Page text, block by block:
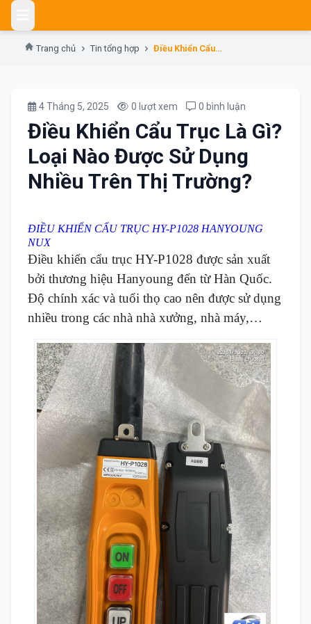
Skip
content
Trang chủ Tin tổng hợp Điều Khiển Cẩu Trục Là Gì? Loại Nào Được Sử Dụng Nhiều Trên Thị Trường?
4 Tháng 5, 2025 0 lượt xem 0 bình luận
Điều Khiển Cẩu Trục Là Gì?
Loại Nào Được Sử Dụng
Nhiều Trên Thị Trường?
ĐIỀU KHIỂN CẨU TRỤC HY-P1028 HANYOUNG
NUX
Điều khiển cẩu trục HY-P1028 được sản xuất
bởi thương hiệu Hanyoung đến từ Hàn Quốc.
Độ chính xác và tuổi thọ cao nên được sử dụng
nhiều trong các nhà nhà xưởng, nhà máy,…